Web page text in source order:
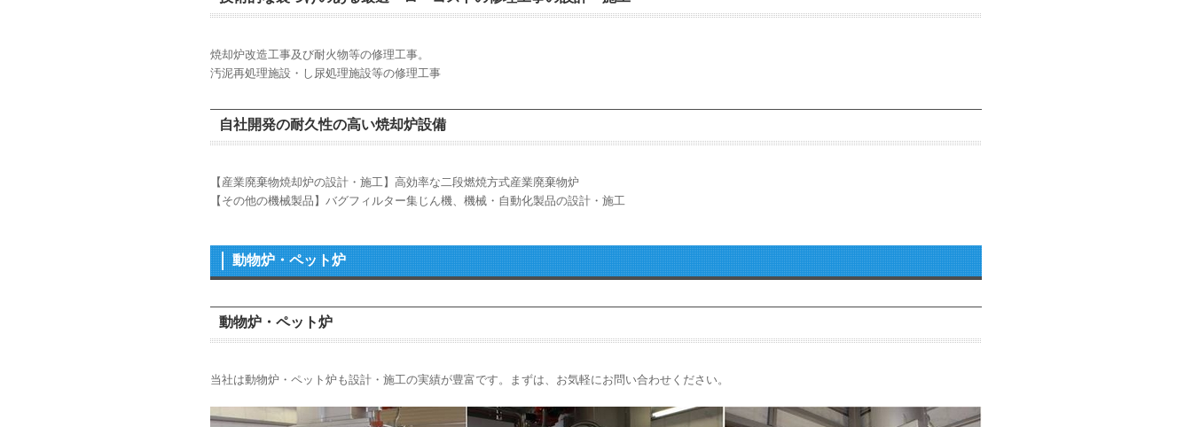
焼却炉改造工事及び耐火物等の修理工事。
汚泥再処理施設・し尿処理施設等の修理工事
自社開発の耐久性の高い焼却炉設備
【産業廃棄物焼却炉の設計・施工】高効率な二段燃焼方式産業廃棄物炉
【その他の機械製品】バグフィルター集じん機、機械・自動化製品の設計・施工
動物炉・ペット炉
動物炉・ペット炉
当社は動物炉・ペット炉も設計・施工の実績が豊富です。まずは、お気軽にお問い合わせください。